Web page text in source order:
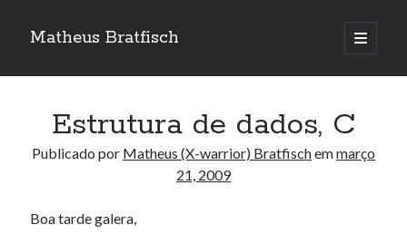
Matheus Bratfisch
abrir
o
Barra
Calendário
S T Q Q
Estrutura de dados, C
Publicado por Matheus (X-warrior) Bratfischemmarço
21, 2009
Boa tarde galera,